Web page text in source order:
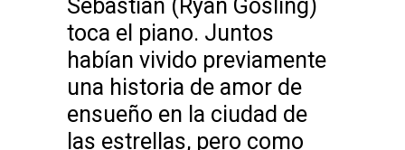
Sebastian (Ryan Gosling)
toca el piano. Juntos
habían vivido previamente
una historia de amor de
ensueño en la ciudad de
las estrellas, pero como